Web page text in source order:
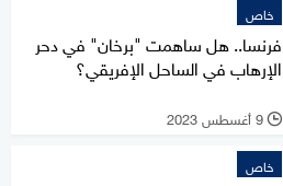
خاص
فرنسا.. هل ساهمت "برخان" في دحر
الإرهاب في الساحل الإفريقي؟
l 9 أغسطس 2023
خاص